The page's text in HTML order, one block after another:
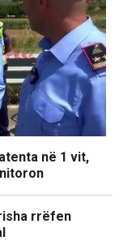
në 1 vit,
rrëfen